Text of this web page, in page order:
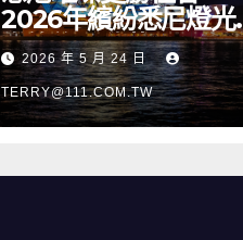
2026年繽紛悉尼燈光
樂節絢麗啟幕
2026 年 5 月 24 日
TERRY@111.COM.TW